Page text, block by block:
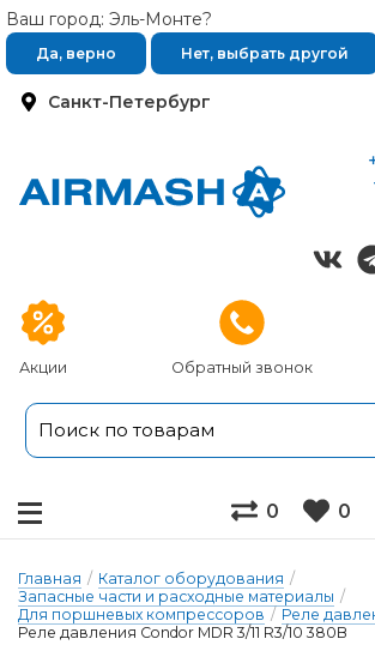
Санкт-Петербург
Ваш город: Эль-Монте?
Да, верно Нет, выбрать другой
Акции Обратный звонок
0 0
Главная / Каталог оборудования /
Запасные части и расходные материалы /
Для поршневых компрессоров / Реле
Реле давления Condor MDR 3/11 R3/10 380В